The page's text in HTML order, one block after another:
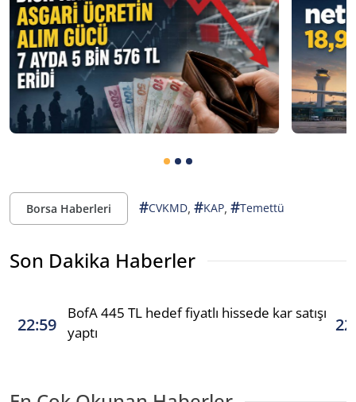
Borsa Haberleri #CVKMD, #KAP, #Temettü
Son Dakika Haberler
22:59
BofA 445 TL hedef fiyatlı hissede kar satışı
yaptı